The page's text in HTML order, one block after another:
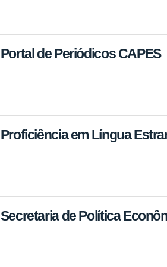
Portal de Periódicos CAPES
Proficiência em Língua
Secretaria de Política